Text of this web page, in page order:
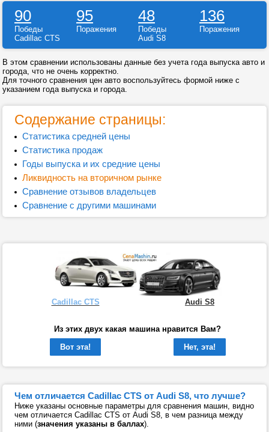
90 95 48 136
Победы Поражения Победы
Поражения
Cadillac CTS
Audi S8
В этом сравнении использованы данные без учета года выпуска авто и
города, что не очень корректно.
Для точного сравнения цен авто воспользуйтесь формой ниже с
указанием года выпуска и города.
Содержание страницы:
Статистика средней цены
Статистика продаж
Годы выпуска и их средние цены
Ликвидность на вторичном рынке
Сравнение отзывов владельцев
Сравнение с другими машинами
Cadillac CTS Audi S8
Из этих двух какая машина нравится Вам?
Вот эта!
Нет, эта!
Чем отличается Cadillac CTS от Audi S8, что лучше?
Ниже указаны основные параметры для сравнения машин, видно
чем отличается Cadillac CTS от Audi S8, в чем разница между
ними (значения указаны в баллах).